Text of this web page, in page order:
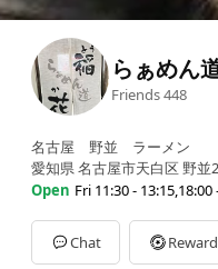
らぁめん
Friends448
名古屋 野並 ラーメン
愛知県 名古屋市天白区 野並
Open Fri 11:30 - 13:15,18:00
Sun11:30 - 13:15
Mon11:30 - 13:15,18:00 -
Tue
11:30 - 13:15,18:00 - 22:30
Chat